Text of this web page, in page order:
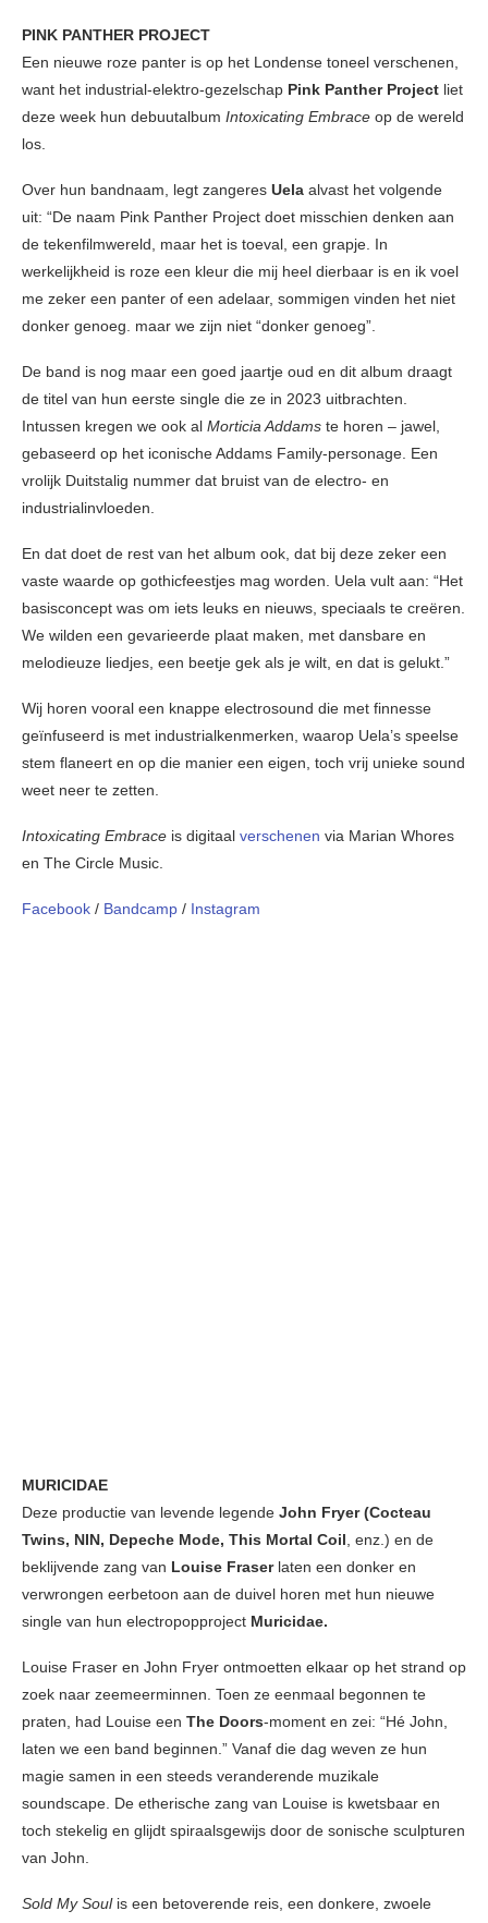
PINK PANTHER PROJECT
Een nieuwe roze panter is op het Londense toneel verschenen,
want het industrial-elektro-gezelschap Pink Panther Project liet
deze week hun debuutalbum Intoxicating Embrace op de wereld
los.
Over hun bandnaam, legt zangeres Uela alvast het volgende
uit: “De naam Pink Panther Project doet misschien denken aan
de tekenfilmwereld, maar het is toeval, een grapje. In
werkelijkheid is roze een kleur die mij heel dierbaar is en ik voel
me zeker een panter of een adelaar, sommigen vinden het niet
donker genoeg. maar we zijn niet “donker genoeg”.
De band is nog maar een goed jaartje oud en dit album draagt
de titel van hun eerste single die ze in 2023 uitbrachten.
Intussen kregen we ook al Morticia Addams te horen – jawel,
gebaseerd op het iconische Addams Family-personage. Een
vrolijk Duitstalig nummer dat bruist van de electro- en
industrialinvloeden.
En dat doet de rest van het album ook, dat bij deze zeker een
vaste waarde op gothicfeestjes mag worden. Uela vult aan: “Het
basisconcept was om iets leuks en nieuws, speciaals te creëren.
We wilden een gevarieerde plaat maken, met dansbare en
melodieuze liedjes, een beetje gek als je wilt, en dat is gelukt.”
Wij horen vooral een knappe electrosound die met finnesse
geïnfuseerd is met industrialkenmerken, waarop Uela’s speelse
stem flaneert en op die manier een eigen, toch vrij unieke sound
weet neer te zetten.
Intoxicating Embrace is digitaal verschenen via Marian Whores
en The Circle Music.
Facebook / Bandcamp / Instagram
MURICIDAE
Deze productie van levende legende John Fryer (Cocteau
Twins, NIN, Depeche Mode, This Mortal Coil, enz.) en de
beklijvende zang van Louise Fraserlaten een donker en
verwrongen eerbetoon aan de duivel horen met hun nieuwe
single van hun electropopproject Muricidae.
Louise Fraser en John Fryer ontmoetten elkaar op het strand op
zoek naar zeemeerminnen. Toen ze eenmaal begonnen te
praten, had Louise een The Doors-moment en zei: “Hé John,
laten we een band beginnen.” Vanaf die dag weven ze hun
magie samen in een steeds veranderende muzikale
soundscape. De etherische zang van Louise is kwetsbaar en
toch stekelig en glijdt spiraalsgewijs door de sonische sculpturen
van John.
Sold My Soulis een betoverende reis, een donkere, zwoele